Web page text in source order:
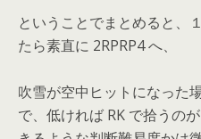
ということでまとめると、
たら素直に 2RPRP4 へ、
吹雪が空中ヒットになった
で、低ければ RK で拾うの